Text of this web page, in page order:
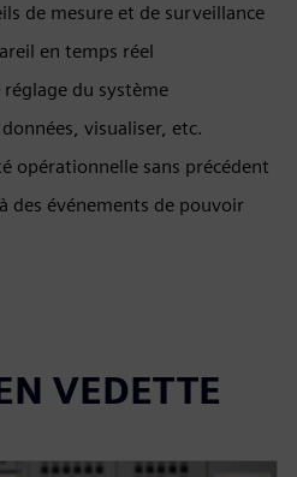
de mesure et de surveillance
en temps réel
du système
visualiser, etc.
opérationnelle sans précédent
des événements de pouvoir
VEDETTE